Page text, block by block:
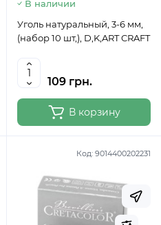
В наличии
Уголь натуральный, 3-6 мм,
(набор 10 шт,), D,K,ART CRAFT
109 грн.
В корзину
Код: 9014400202231